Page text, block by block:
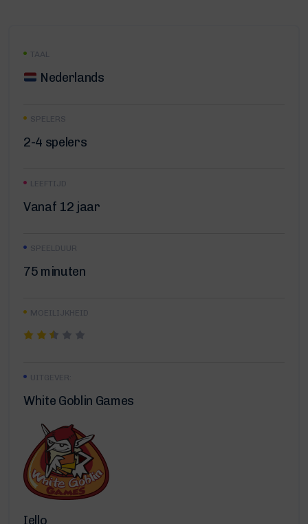
TAAL
Nederlands
SPELERS
2-4 spelers
LEEFTIJD
Vanaf 12 jaar
SPEELDUUR
75 minuten
MOEILIJKHEID
UITGEVER:
White Goblin Games
Iello